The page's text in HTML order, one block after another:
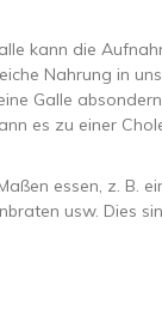
kann die
Nahrung in
Galle
es zu einer
essen, z. B.
usw. Dies